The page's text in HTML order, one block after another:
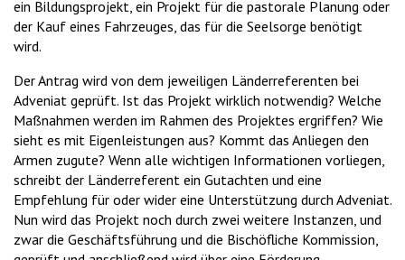
ein Bildungsprojekt, ein Projekt für die pastorale Planung oder
der Kauf eines Fahrzeuges, das für die Seelsorge benötigt
wird.
Der Antrag wird von dem jeweiligen Länderreferenten bei
Adveniat geprüft. Ist das Projekt wirklich notwendig? Welche
Maßnahmen werden im Rahmen des Projektes ergriffen? Wie
sieht es mit Eigenleistungen aus? Kommt das Anliegen den
Armen zugute? Wenn alle wichtigen Informationen vorliegen,
schreibt der Länderreferent ein Gutachten und eine
Empfehlung für oder wider eine Unterstützung durch Adveniat.
Nun wird das Projekt noch durch zwei weitere Instanzen, und
zwar die Geschäftsführung und die Bischöfliche Kommission,